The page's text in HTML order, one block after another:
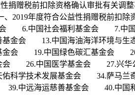
赠税前扣除资格确认审批有关调
2019年度符合公益性捐赠税前
中国社会福利基金会 7.中国
会 13.中国海油海洋环境与生
会 19.中国绿色碳汇基金会
26.中国医学基金会 27.兴
学技术发展基金会 34.萨马兰
中远海运慈善基金会 40.中国和